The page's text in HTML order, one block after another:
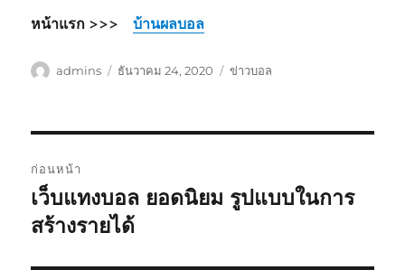
หน้าแรก >>>บ้านผลบอล
ผู้
admins
เขียน
ธันวาคม 24, 2020
หมวด
ข่าวบอล
นำทาง
เรื่อง
ก่อนหน้า
เรื่อง
ก่อน
เว็บแทงบอล ยอดนิยม รูปแบบในการ
สร้างรายได้